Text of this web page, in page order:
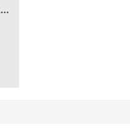
Челябинская областная клиническая больница